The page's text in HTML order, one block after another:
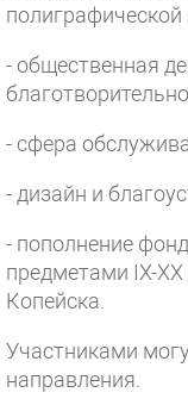
полиграфической
- общественная
- сфера
- дизайн и
- пополнение
предметами IX-
Копейска.
Участниками
направления.